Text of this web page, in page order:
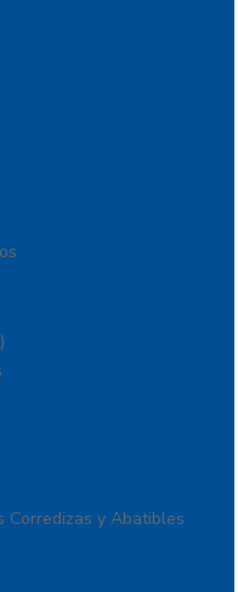
Corredizas y Abatibles